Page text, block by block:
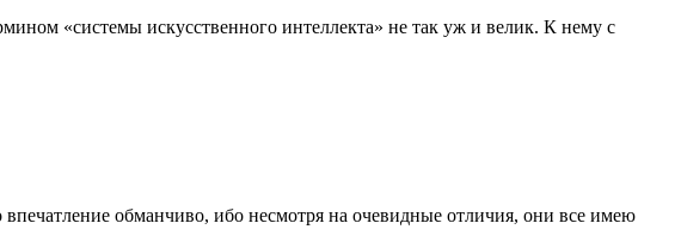
«системы искусственного интеллекта» не так уж и велик. К нему с
обманчиво, ибо несмотря на очевидные отличия, они все имею